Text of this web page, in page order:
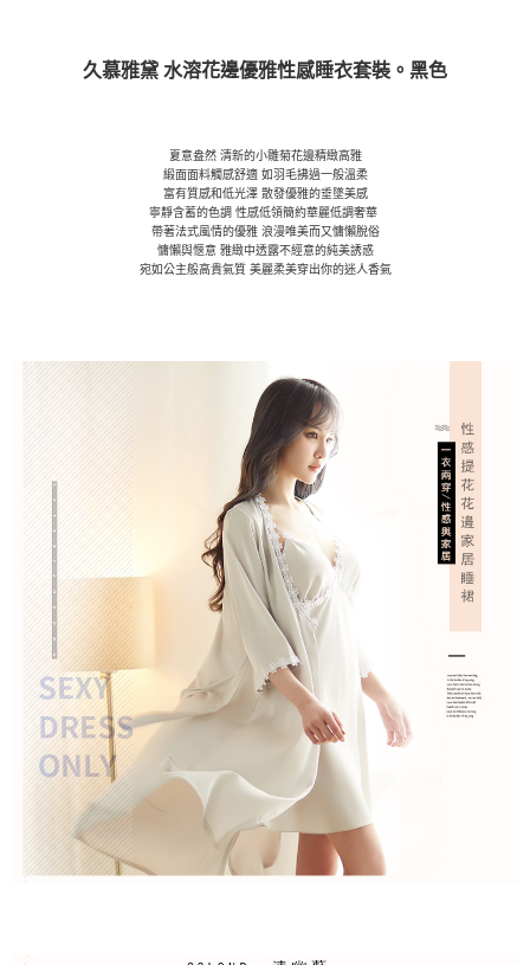
久慕雅黛 水溶花邊優雅性感睡衣套裝。黑色
夏意盎然 清新的小雛菊花邊精緻高雅
緞面面料觸感舒適 如羽毛拂過一般溫柔
富有質感和低光澤 散發優雅的垂墜美感
寧靜含蓄的色調 性感低領簡約華麗低調奢華
帶著法式風情的優雅 浪漫唯美而又慵懶脫俗
慵懶與愜意 雅緻中透露不經意的純美誘惑
宛如公主般高貴氣質 美麗柔美穿出你的迷人香氣